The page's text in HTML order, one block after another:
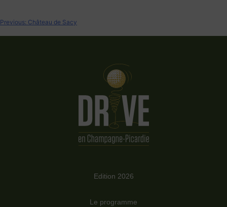
Navigation
de
Previous: Château de Sacy
Edition 2026
Le programme